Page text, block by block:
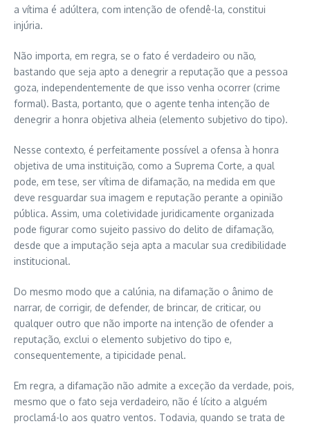
a vítima é adúltera, com intenção de ofendê-la, constitui
injúria.
Não importa, em regra, se o fato é verdadeiro ou não,
bastando que seja apto a denegrir a reputação que a pessoa
goza, independentemente de que isso venha ocorrer (crime
formal). Basta, portanto, que o agente tenha intenção de
denegrir a honra objetiva alheia (elemento subjetivo do tipo).
Nesse contexto, é perfeitamente possível a ofensa à honra
objetiva de uma instituição, como a Suprema Corte, a qual
pode, em tese, ser vítima de difamação, na medida em que
deve resguardar sua imagem e reputação perante a opinião
pública. Assim, uma coletividade juridicamente organizada
pode figurar como sujeito passivo do delito de difamação,
desde que a imputação seja apta a macular sua credibilidade
institucional.
Do mesmo modo que a calúnia, na difamação o ânimo de
narrar, de corrigir, de defender, de brincar, de criticar, ou
qualquer outro que não importe na intenção de ofender a
reputação, exclui o elemento subjetivo do tipo e,
consequentemente, a tipicidade penal.
Em regra, a difamação não admite a exceção da verdade, pois,
mesmo que o fato seja verdadeiro, não é lícito a alguém
proclamá-lo aos quatro ventos. Todavia, quando se trata de